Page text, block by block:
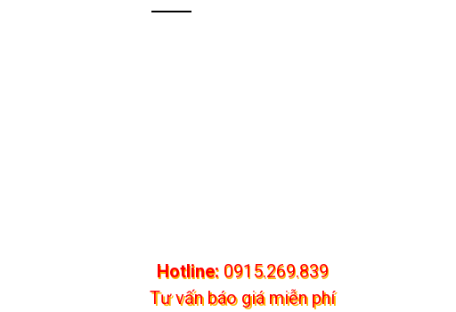
Hotline:0915.269.839
Tư vấn báo giá miễn phí